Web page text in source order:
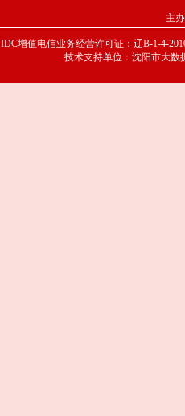
主
IDC增值电信业务经营许可证：辽B-1-4-
技术支持单位：沈阳市大数